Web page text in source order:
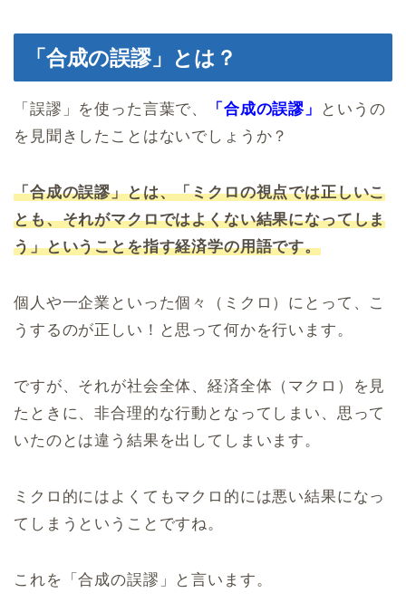
「合成の誤謬」とは？
「誤謬」を使った言葉で、 「合成の誤謬」
というの
を見聞きしたことはないでしょうか？
「合成の誤謬」とは、「ミクロの視点では正しいこ
とも、それがマクロではよくない結果になってしま
う」ということを指す経済学の用語です。
個人や一企業といった個々（ミクロ）にとって、こ
うするのが正しい！と思って何かを行います。
ですが、それが社会全体、経済全体（マクロ）を見
たときに、非合理的な行動となってしまい、思って
いたのとは違う結果を出してしまいます。
ミクロ的にはよくてもマクロ的には悪い結果になっ
てしまうということですね。
これを「合成の誤謬」と言います。